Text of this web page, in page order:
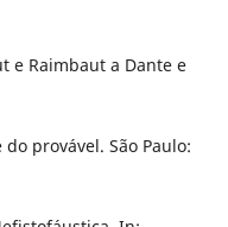
e Raimbaut a Dante e
provável. São Paulo: